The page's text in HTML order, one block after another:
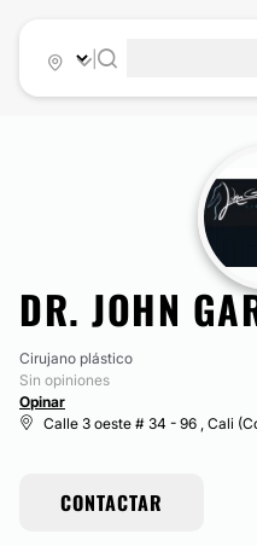
DR. JOHN
Cirujano plástico
Sin opiniones
Opinar
Calle 3 oeste # 34 - 96 , Cali
CONTACTAR